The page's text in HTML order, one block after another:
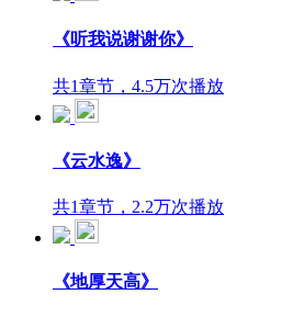
《听我说谢谢你》
共1章节，4.5万次播放
《云水逸》
共1章节，2.2万次播放
《地厚天高》